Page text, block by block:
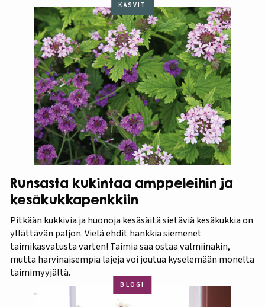
KASVIT
Runsasta kukintaa amppeleihin ja
kesäkukkapenkkiin
Pitkään kukkivia ja huonoja kesäsäitä sietäviä kesäkukkia on
yllättävän paljon. Vielä ehdit hankkia siemenet
taimikasvatusta varten! Taimia saa ostaa valmiinakin,
mutta harvinaisempia lajeja voi joutua kyselemään monelta
taimimyyjältä.
BLOGI